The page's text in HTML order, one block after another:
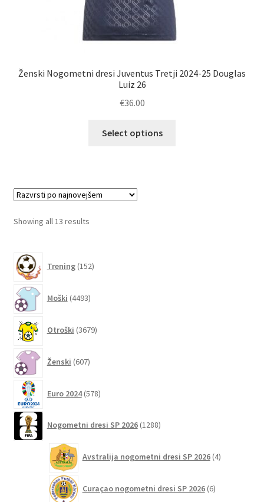
Ženski Nogometni dresi Juventus Tretji 2024-25 Douglas
Luiz 26
€36.00
Select options
Showing all 13 resultsSorted
Trening 152izdelkov
Moški 4493izdelkov
Otroški 3679izdelkov
Ženski 607izdelkov
Euro 2024 578izdelkov
Nogometni dresi SP 2026 1288izdelkov
Avstralija nogometni dresi SP 2026 4izdelki
Curaçao nogometni dresi SP 2026 6izdelkov